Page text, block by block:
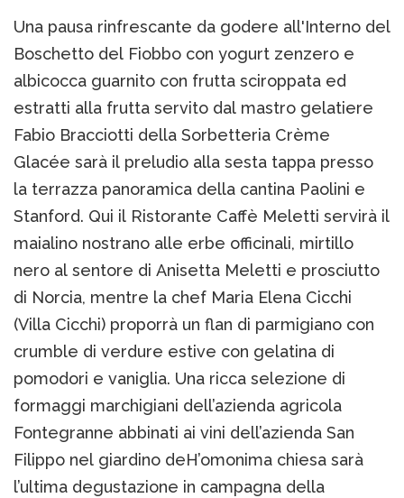
Una pausa rinfrescante da godere all'Interno del
Boschetto del Fiobbo con yogurt zenzero e
albicocca guarnito con frutta sciroppata ed
estratti alla frutta servito dal mastro gelatiere
Fabio Bracciotti della Sorbetteria Crème
Glacée sarà il preludio alla sesta tappa presso
la terrazza panoramica della cantina Paolini e
Stanford. Qui il Ristorante Caffè Meletti servirà il
maialino nostrano alle erbe officinali, mirtillo
nero al sentore di Anisetta Meletti e prosciutto
di Norcia, mentre la chef Maria Elena Cicchi
(Villa Cicchi) proporrà un flan di parmigiano con
crumble di verdure estive con gelatina di
pomodori e vaniglia. Una ricca selezione di
formaggi marchigiani dell’azienda agricola
Fontegranne abbinati ai vini dell’azienda San
Filippo nel giardino deH’omonima chiesa sarà
l’ultima degustazione in campagna della